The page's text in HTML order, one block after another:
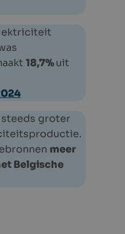
18,7%uit
groter
meer
Belgische